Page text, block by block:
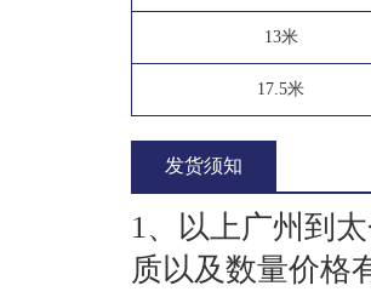
13米
17.5米
发货须知
1、以上广州到
质以及数量价格